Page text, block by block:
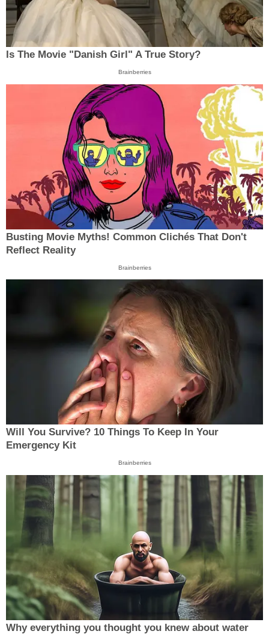
Is The Movie "Danish Girl" A True Story?
Brainberries
Busting Movie Myths! Common Clichés That Don't
Reflect Reality
Brainberries
Will You Survive? 10 Things To Keep In Your
Emergency Kit
Brainberries
Why everything you thought you knew about water